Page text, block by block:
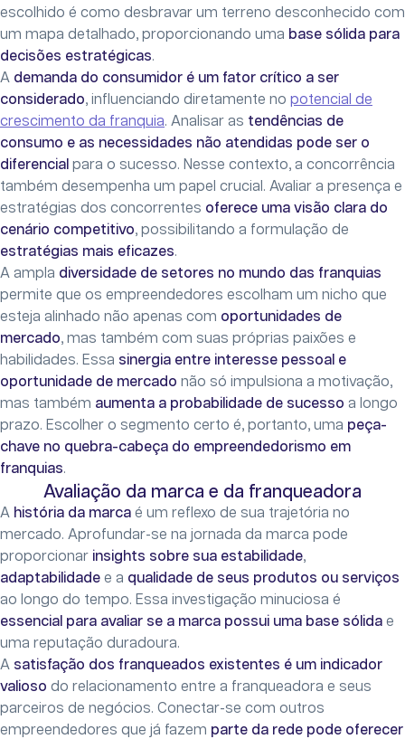
escolhido é como desbravar um terreno desconhecido com
um mapa detalhado, proporcionando uma base sólida para
decisões estratégicas.
A demanda do consumidor é um fator crítico a ser
considerado, influenciando diretamente no potencial de
crescimento da franquia. Analisar as tendências de
consumo e as necessidades não atendidas pode ser o
diferencial para o sucesso. Nesse contexto, a concorrência
também desempenha um papel crucial. Avaliar a presença e
estratégias dos concorrentes oferece uma visão clara do
cenário competitivo, possibilitando a formulação de
estratégias mais eficazes.
A ampla diversidade de setores no mundo das franquias
permite que os empreendedores escolham um nicho que
esteja alinhado não apenas com oportunidades de
mercado, mas também com suas próprias paixões e
habilidades. Essa sinergia entre interesse pessoal e
oportunidade de mercado não só impulsiona a motivação,
mas também aumenta a probabilidade de sucesso a longo
prazo. Escolher o segmento certo é, portanto, uma peça-
chave no quebra-cabeça do empreendedorismo em
franquias.
Avaliação da marca e da franqueadora
A história da marca é um reflexo de sua trajetória no
mercado. Aprofundar-se na jornada da marca pode
proporcionar insights sobre sua estabilidade,
adaptabilidade e a qualidade de seus produtos ou serviços
ao longo do tempo. Essa investigação minuciosa é
essencial para avaliar se a marca possui uma base sólida e
uma reputação duradoura.
A satisfação dos franqueados existentes é um indicador
valioso do relacionamento entre a franqueadora e seus
parceiros de negócios. Conectar-se com outros
empreendedores que já fazem parte da rede pode oferecer